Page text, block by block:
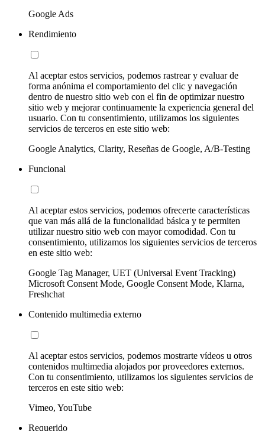
Google Ads
Rendimiento
Al aceptar estos servicios, podemos rastrear y evaluar de
forma anónima el comportamiento del clic y navegación
dentro de nuestro sitio web con el fin de optimizar nuestro
sitio web y mejorar continuamente la experiencia general del
usuario. Con tu consentimiento, utilizamos los siguientes
servicios de terceros en este sitio web:
Google Analytics, Clarity, Reseñas de Google, A/B-Testing
Funcional
Al aceptar estos servicios, podemos ofrecerte características
que van más allá de la funcionalidad básica y te permiten
utilizar nuestro sitio web con mayor comodidad. Con tu
consentimiento, utilizamos los siguientes servicios de terceros
en este sitio web:
Google Tag Manager, UET (Universal Event Tracking)
Microsoft Consent Mode, Google Consent Mode, Klarna,
Freshchat
Contenido multimedia externo
Al aceptar estos servicios, podemos mostrarte vídeos u otros
contenidos multimedia alojados por proveedores externos.
Con tu consentimiento, utilizamos los siguientes servicios de
terceros en este sitio web:
Vimeo, YouTube
Requerido